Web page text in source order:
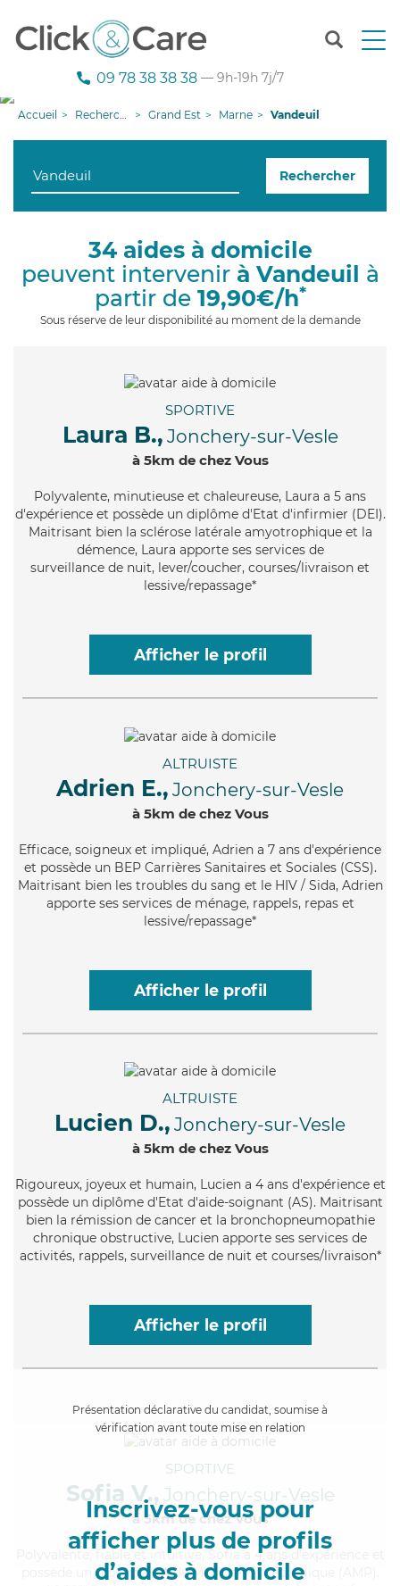
T
n
g
i
09 78 38 38 38 — 9h-19h 7j/7
Accueil Recherche aide à domicile Grand Est Marne Vandeuil
Rechercher
34 aides à domicile
peuvent intervenir à Vandeuil à
partir de 19,90€/h*
Sous réserve de leur disponibilité au moment de la demande
SPORTIVE
Laura B., Jonchery-sur-Vesle
à 5km de chez Vous
Polyvalente, minutieuse et chaleureuse, Laura a 5 ans
d'expérience et possède un diplôme d'Etat d'infirmier (DEI).
Maitrisant bien la sclérose latérale amyotrophique et la
démence, Laura apporte ses services de
surveillance de nuit, lever/coucher, courses/livraison et
lessive/repassage*
Afficher le profil
ALTRUISTE
Adrien E., Jonchery-sur-Vesle
à 5km de chez Vous
Efficace, soigneux et impliqué, Adrien a 7 ans d'expérience
et possède un BEP Carrières Sanitaires et Sociales (CSS).
Maitrisant bien les troubles du sang et le HIV / Sida, Adrien
apporte ses services de ménage, rappels, repas et
lessive/repassage*
Afficher le profil
ALTRUISTE
Lucien D., Jonchery-sur-Vesle
à 5km de chez Vous
Rigoureux, joyeux et humain, Lucien a 4 ans d'expérience et
possède un diplôme d'Etat d'aide-soignant (AS). Maitrisant
bien la rémission de cancer et la bronchopneumopathie
chronique obstructive, Lucien apporte ses services de
activités, rappels, surveillance de nuit et courses/livraison*
Afficher le profil
Présentation déclarative du candidat, soumise à
vérification avant toute mise en relation
Inscrivez-vous pour
afficher plus de profils
d’aides à domicile
SPORTIVE
Sofia V., Jonchery-sur-Vesle
à 5km de chez Vous
, fiable et intuitive, Sofia a 4 ans d'expérience et
possède un diplôme d'Aide Médico-Psychologique (AMP).